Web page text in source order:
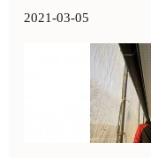
2021-03-05